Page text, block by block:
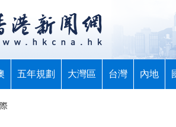
五年規劃 大灣區 台灣 內地